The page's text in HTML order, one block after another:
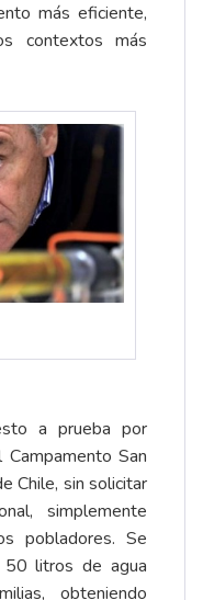
más eficiente,
contextos más
a prueba por
San
Chile, sin solicitar
simplemente
pobladores. Se
50 litros de agua
obteniendo